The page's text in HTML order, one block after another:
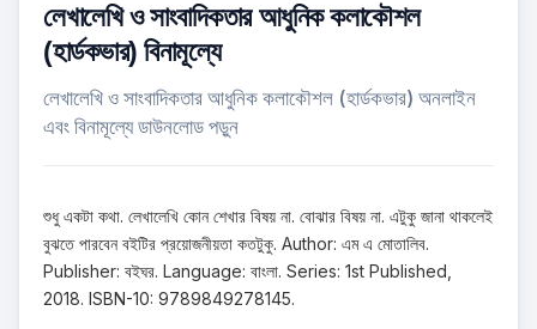
লেখালেখি ও সাংবাদিকতার আধুনিক কলাকৌশল
(হার্ডকভার) বিনামূল্যে
লেখালেখি ও সাংবাদিকতার আধুনিক কলাকৌশল (হার্ডকভার) অনলাইন
এবং বিনামূল্যে ডাউনলোড পড়ুন
শুধু একটা কথা. লেখালেখি কোন শেখার বিষয় না. বোঝার বিষয় না. এটুকু জানা থাকলেই
বুঝতে পারবেন বইটির প্রয়োজনীয়তা কতটুকু. Author: এম এ মোতালিব.
Publisher: বইঘর. Language: বাংলা. Series: 1st Published,
2018. ISBN-10: 9789849278145.